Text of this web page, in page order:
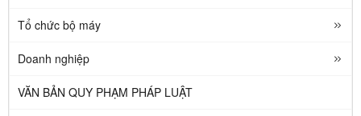
Tổ chức bộ máy
Doanh nghiệp
VĂN BẢN QUY PHẠM PHÁP LUẬT